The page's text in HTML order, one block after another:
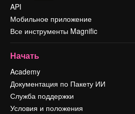
API
Мобильное приложение
Все инструменты Magnific
Начать
Academy
Документация по Пакету ИИ
Служба поддержки
Условия и положения